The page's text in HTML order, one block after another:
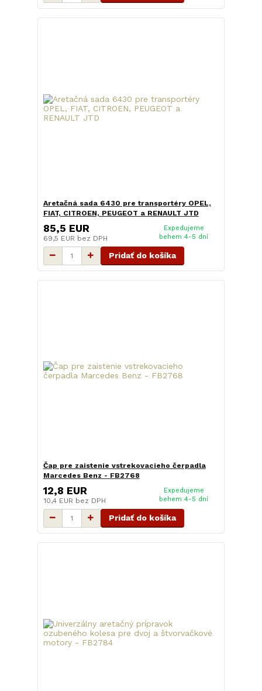
Aretačná sada 6430 pre transportéry OPEL,
FIAT, CITROEN, PEUGEOT a RENAULT JTD
85,5 EUR
69,5 EUR bez DPH
Expedujeme
behem 4-5 dní
Pridať do košíka
Čap pre zaistenie vstrekovacieho čerpadla
Marcedes Benz - FB2768
12,8 EUR
10,4 EUR bez DPH
Expedujeme
behem 4-5 dní
Pridať do košíka